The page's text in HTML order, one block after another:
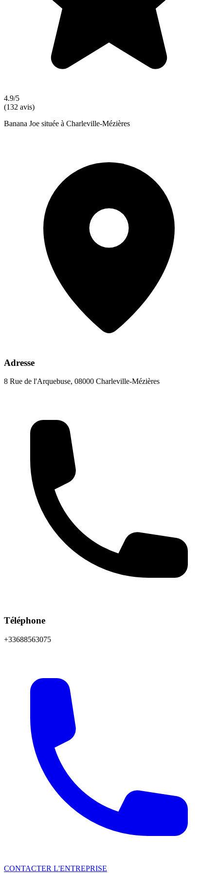
4.9/5
(132 avis)
Banana Joe située à Charleville-Mézières
Adresse
8 Rue de l'Arquebuse, 08000 Charleville-Mézières
Téléphone
+33688563075
CONTACTER L'ENTREPRISE